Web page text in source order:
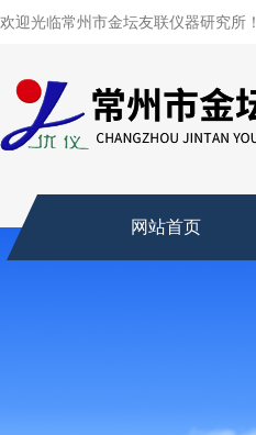
欢迎光临常州市金坛友联仪器研究所！
网站首页